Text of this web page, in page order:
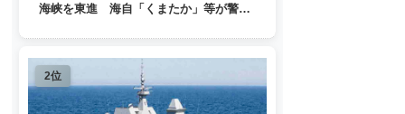
海峡を東進 海自「くまたか」等が警戒
2位